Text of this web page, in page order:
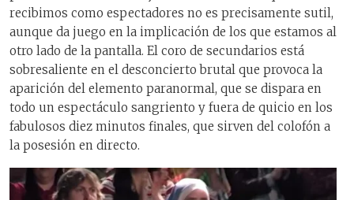
recibimos como espectadores no es precisamente sutil,
aunque da juego en la implicación de los que estamos al
otro lado de la pantalla. El coro de secundarios está
sobresaliente en el desconcierto brutal que provoca la
aparición del elemento paranormal, que se dispara en
todo un espectáculo sangriento y fuera de quicio en los
fabulosos diez minutos finales, que sirven del colofón a
la posesión en directo.